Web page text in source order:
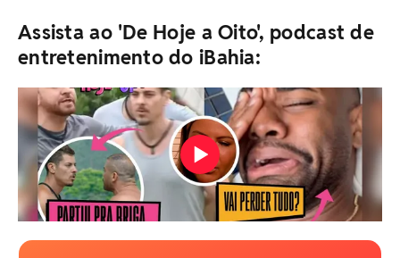
Assista ao 'De Hoje a Oito', podcast de
entretenimento do iBahia: